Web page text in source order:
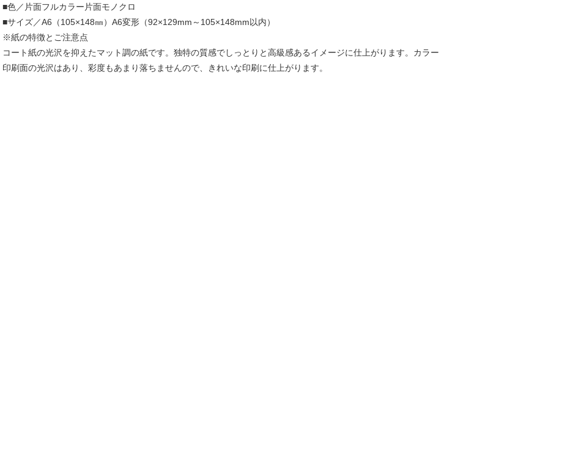
■色／片面フルカラー片面モノクロ
■サイズ／A6（105×148㎜）A6変形（92×129mm～105×148mm以内）
※紙の特徴とご注意点
コート紙の光沢を抑えたマット調の紙です。独特の質感でしっとりと高級感あるイメージに仕上がります。カラー
印刷面の光沢はあり、彩度もあまり落ちませんので、きれいな印刷に仕上がります。